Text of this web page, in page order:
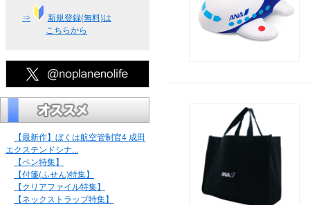
⇒
新規登録(無料)は
こちらから
【最新作】ぼくは航空管制官4 成田
エクステンドシナ...
【ペン特集】
【付箋(ふせん)特集】
【クリアファイル特集】
【ネックストラップ特集】